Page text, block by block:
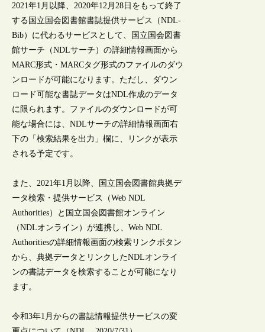
2021年1月以降、2020年12月28日をもって終了
する国立国会図書館書誌提供サービス（NDL-
Bib）に代わるサービスとして、国立国会図書
館サーチ（NDLサーチ）の詳細情報画面から
MARC形式・MARCタグ形式のファイルのダウ
ンロードが可能になります。ただし、ダウン
ロード可能な書誌データはNDL作成のデータ
に限られます。ファイルのダウンロードが可
能な場合には、NDLサーチの詳細情報画面右
下の「検索結果を出力」欄に、リンクが表示
される予定です。
また、2021年1月以降、国立国会図書館典拠デ
ータ検索・提供サービス（Web NDL
Authorities）と国立国会図書館オンライン
（NDLオンライン）が連携し、Web NDL
Authoritiesの詳細情報画面の検索リンクボタン
から、典拠データとリンクしたNDLオンライ
ンの書誌データを検索することが可能になり
ます。
令和3年1月からの書誌情報提供サービスの変